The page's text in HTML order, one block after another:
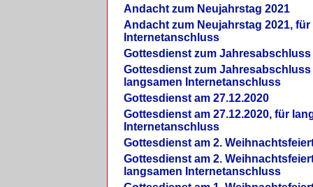
Andacht zum Neujahrstag 2021
Andacht zum Neujahrstag 2021,
Internetanschluss
Gottesdienst zum Jahresabschluss
Gottesdienst zum Jahresabschluss
langsamen Internetanschluss
Gottesdienst am 27.12.2020
Gottesdienst am 27.12.2020, für
Internetanschluss
Gottesdienst am 2.
Gottesdienst am 2.
langsamen Internetanschluss